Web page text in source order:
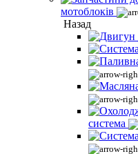
мотоблоків
Назад
система